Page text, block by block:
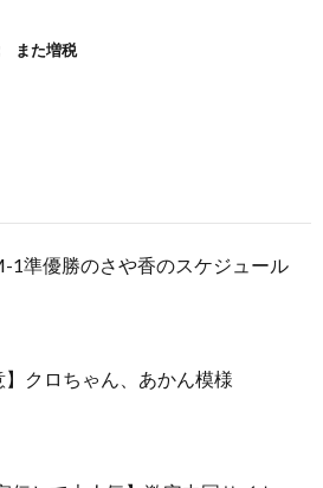
また増税
1準優勝のさや香のスケジュール
】クロちゃん、あかん模様